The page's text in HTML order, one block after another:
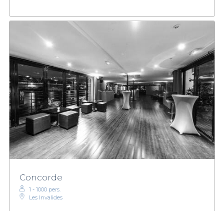
Concorde
1 - 1000 pers.
Les Invalides